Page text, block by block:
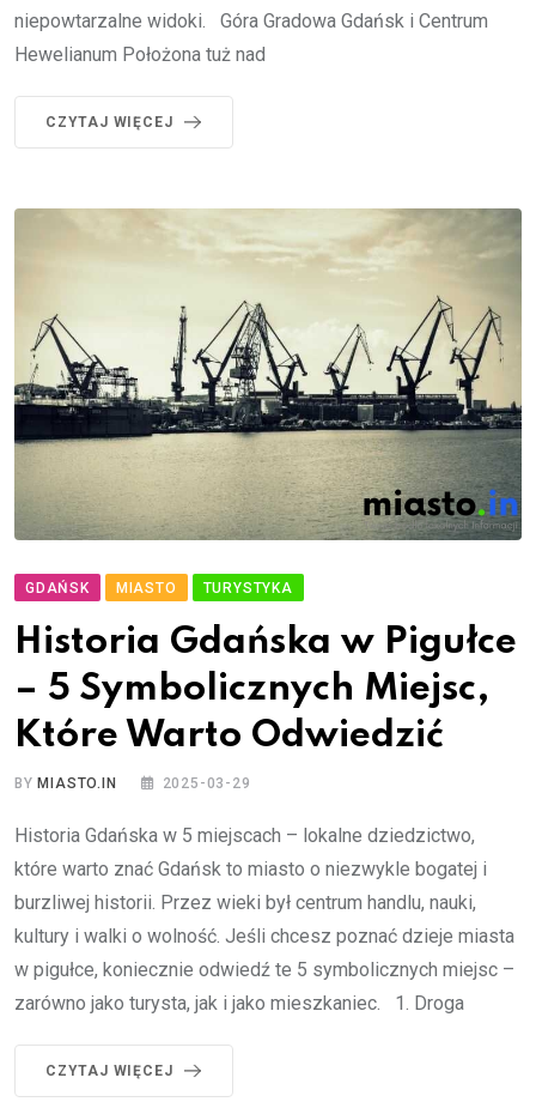
niepowtarzalne widoki. Góra Gradowa Gdańsk i Centrum
Hewelianum Położona tuż nad
CZYTAJ WIĘCEJ
GDAŃSK MIASTO TURYSTYKA
Historia Gdańska w Pigułce
– 5 Symbolicznych Miejsc,
Które Warto Odwiedzić
BYMIASTO.IN 2025-03-29
Historia Gdańska w 5 miejscach – lokalne dziedzictwo,
które warto znać Gdańsk to miasto o niezwykle bogatej i
burzliwej historii. Przez wieki był centrum handlu, nauki,
kultury i walki o wolność. Jeśli chcesz poznać dzieje miasta
w pigułce, koniecznie odwiedź te 5 symbolicznych miejsc –
zarówno jako turysta, jak i jako mieszkaniec. 1. Droga
CZYTAJ WIĘCEJ